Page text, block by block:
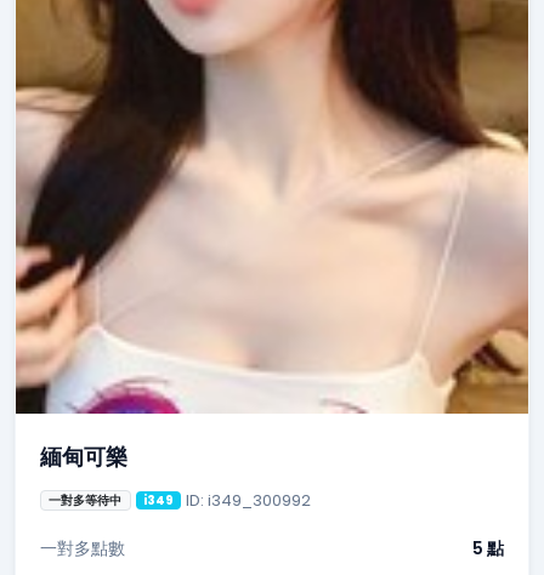
緬甸可樂
一對多等待中 i349 ID: i349_300992
一對多點數
5 點